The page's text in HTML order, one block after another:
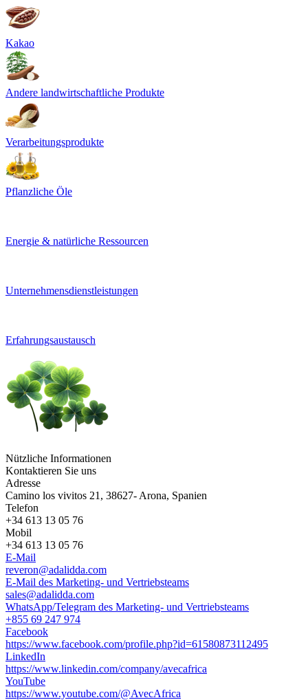
Kakao
Andere landwirtschaftliche Produkte
Verarbeitungsprodukte
Pflanzliche Öle
Energie & natürliche Ressourcen
Unternehmensdienstleistungen
Erfahrungsaustausch
Nützliche Informationen
Kontaktieren Sie uns
Adresse
Camino los vivitos 21, 38627- Arona, Spanien
Telefon
+34 613 13 05 76
Mobil
+34 613 13 05 76
E-Mail
reveron@adalidda.com
E-Mail des Marketing- und Vertriebsteams
sales@adalidda.com
WhatsApp/Telegram des Marketing- und Vertriebsteams
+855 69 247 974
Facebook
https://www.facebook.com/profile.php?id=61580873112495
LinkedIn
https://www.linkedin.com/company/avecafrica
YouTube
https://www.youtube.com/@AvecAfrica